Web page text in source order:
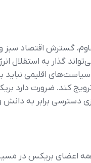
گسترش اقتصاد
گذار به استقلال
اقلیمی نباید
کند. ضرورت دارد
دسترسی برابر به
اعضای بریکس در